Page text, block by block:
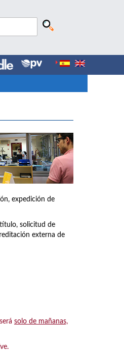
expedición de
solicitud de
externa de
solo de mañanas,